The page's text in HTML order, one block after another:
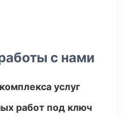
с нами
услуг
работ под ключ